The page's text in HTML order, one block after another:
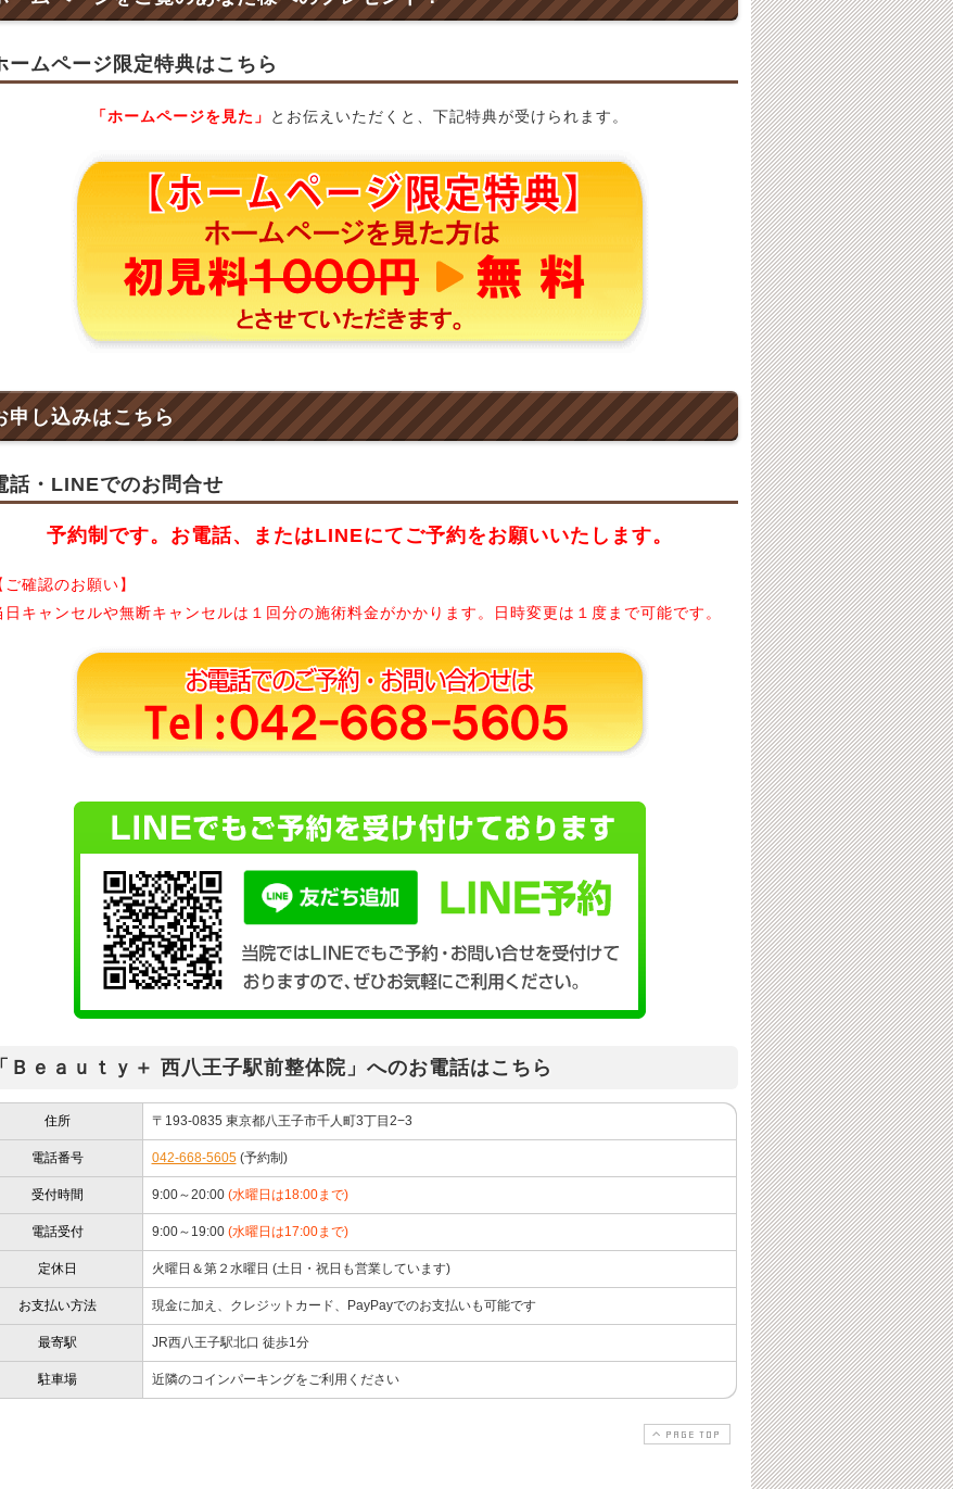
ームページ限定特典はこちら
「ホームページを見た」 とお伝えいただくと、下記特典が受けられます。
申し込みはこちら
話・LINEでのお問合せ
予約制です。お電話、またはLINEにてご予約をお願いいたします。
ご確認のお願い】
日キャンセルや無断キャンセルは１回分の施術料金がかかります。日時変更は１度まで可能です。
「Ｂｅａｕｔｙ＋ 西八王子駅前整体院」へのお電話はこちら
住所 〒193-0835 東京都八王子市千人町3丁目2−3
電話番号 042-668-5605(予約制)
受付時間 9:00～20:00 (水曜日は18:00まで)
電話受付 9:00～19:00 (水曜日は17:00まで)
定休日 火曜日＆第２水曜日 (土日・祝日も営業しています)
お支払い方法 現金に加え、クレジットカード、PayPayでのお支払いも可能です
最寄駅 JR西八王子駅北口 徒歩1分
駐車場 近隣のコインパーキングをご利用ください
PAGE TOP